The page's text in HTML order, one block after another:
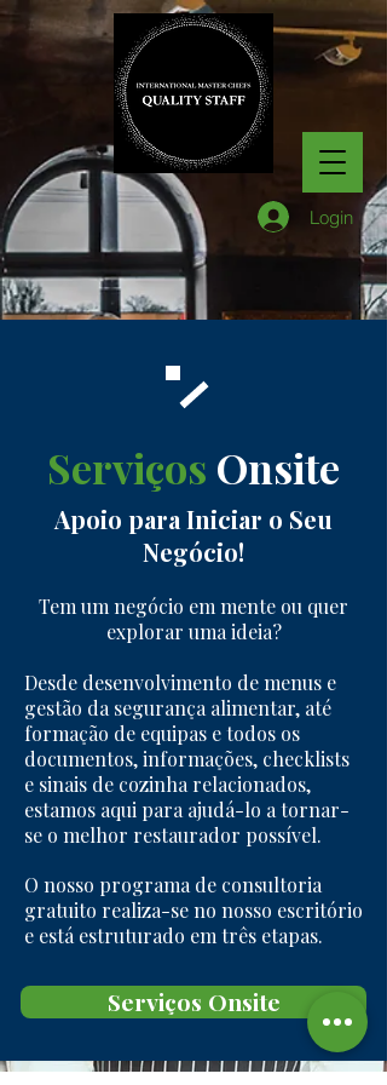
Login
Serviços Onsite
Apoio para Iniciar o Seu
Negócio!
Tem um negócio em mente ou quer
explorar uma ideia?
Desde desenvolvimento de menus e
gestão da segurança alimentar, até
formação de equipas e todos os
documentos, informações, checklists
e sinais de cozinha relacionados,
estamos aqui para ajudá-lo a tornar-
se o melhor restaurador possível.
O nosso programa de consultoria
gratuito realiza-se no nosso escritório
e está estruturado em três etapas.
Serviços Onsite